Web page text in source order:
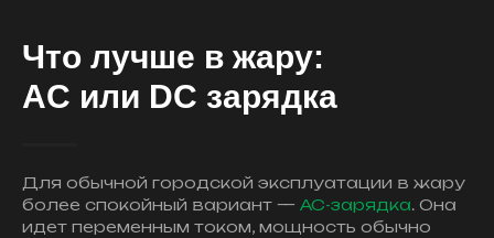
Что лучше в жару:
AC или DC зарядка
Для обычной городской эксплуатации в жару
более спокойный вариант — AC-зарядка. Она
идет переменным током, мощность обычно